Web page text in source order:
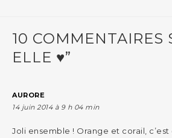
10 COMMENTAIRES
ELLE ♥”
AURORE
14 juin 2014 à 9 h 04 min
Joli ensemble ! Orange et corail, c’est